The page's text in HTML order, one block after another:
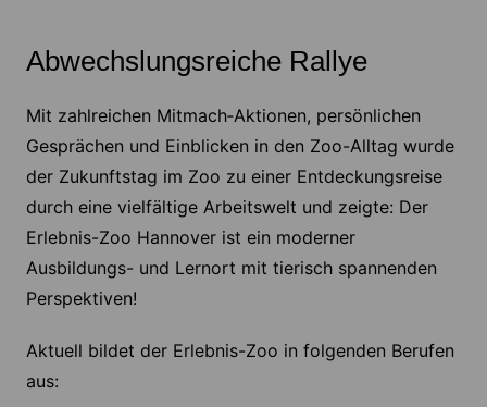
Abwechslungsreiche Rallye
Mit zahlreichen Mitmach‑Aktionen, persönlichen
Gesprächen und Einblicken in den Zoo-Alltag wurde
der Zukunftstag im Zoo zu einer Entdeckungsreise
durch eine vielfältige Arbeitswelt und zeigte: Der
Erlebnis-Zoo Hannover ist ein moderner
Ausbildungs- und Lernort mit tierisch spannenden
Perspektiven!
Aktuell bildet der Erlebnis-Zoo in folgenden Berufen
aus: